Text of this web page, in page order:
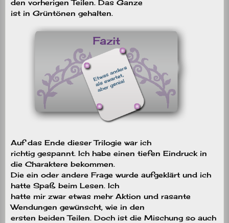
den vorherigen Teilen. Das Ganze
ist in Grüntönen gehalten.
Auf das Ende dieser Trilogie war ich
richtig gespannt. Ich habe einen tiefen Eindruck in
die Charaktere bekommen.
Die ein oder andere Frage wurde aufgeklärt und ich
hatte Spaß beim Lesen. Ich
hatte mir zwar etwas mehr Aktion und rasante
Wendungen gewünscht, wie in den
ersten beiden Teilen. Doch ist die Mischung so auch